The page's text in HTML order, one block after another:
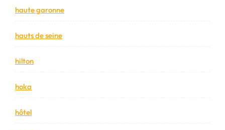
haute garonne
hauts de seine
hilton
hoka
hôtel